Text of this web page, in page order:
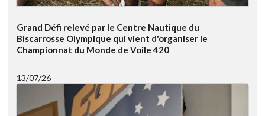
Grand Défi relevé par le Centre Nautique du
Biscarrosse Olympique qui vient d'organiser le
Championnat du Monde de Voile 420
13/07/26